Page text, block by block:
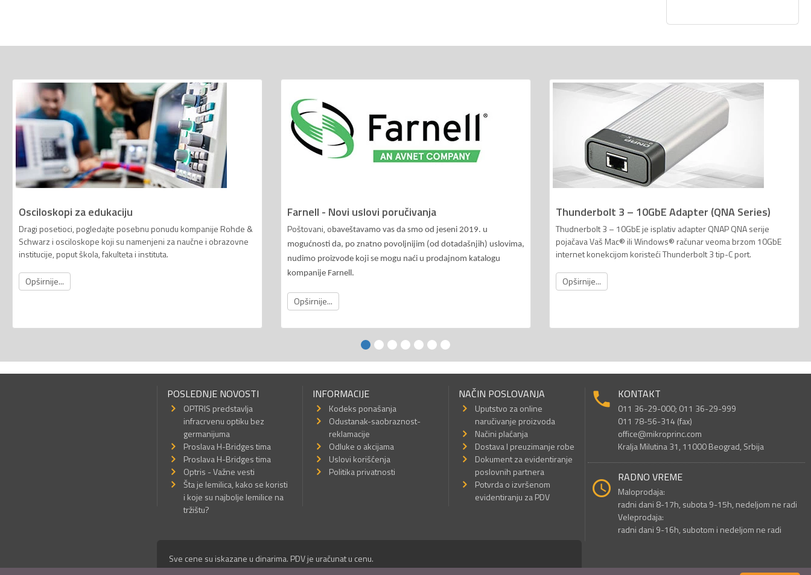
Osciloskopi za edukaciju
Dragi posetioci, pogledajte posebnu ponudu kompanije Rohde &
Schwarz i osciloskope koji su namenjeni za naučne i obrazovne
institucije, poput škola, fakulteta i instituta.
Opširnije...
Farnell - Novi uslovi poručivanja
Poštovani, o baveštavamo vas da smo od jeseni 2019. u
mogućnosti da, po znatno povoljnijim (od dotadašnjih) uslovima,
nudimo proizvode koji se mogu naći u prodajnom katalogu
kompanije Farnell.
Opširnije...
Thunderbolt 3 – 10GbE Adapter (QNA Series)
Thudnerbolt 3 – 10GbE je isplativ adapter QNAP QNA serije
pojačava Vaš Mac® ili Windows® računar veoma brzom 10GbE
internet konekcijom koristeći Thunderbolt 3 tip-C port.
Opširnije...
POSLEDNJE NOVOSTI
OPTRIS predstavlja
infracrvenu optiku bez
germanijuma
Proslava H-Bridges tima
Proslava H-Bridges tima
Optris - Važne vesti
Šta je lemilica, kako se koristi
i koje su najbolje lemilice na
tržištu?
INFORMACIJE
Kodeks ponašanja
Odustanak-saobraznost-
reklamacije
Odluke o akcijama
Uslovi korišćenja
Politika privatnosti
NAČIN POSLOVANJA
Uputstvo za online
naručivanje proizvoda
Načini plaćanja
Dostava I preuzimanje robe
Dokument za evidentiranje
poslovnih partnera
Potvrda o izvršenom
evidentiranju za PDV
KONTAKT
011 36-29-000; 011 36-29-999
011 78-56-314 (fax)
office@mikroprinc.com
Kralja Milutina 31, 11000 Beograd, Srbija
RADNO VREME
Maloprodaja:
radni dani 8-17h, subota 9-15h, nedeljom ne radi
Veleprodaja:
radni dani 9-16h, subotom i nedeljom ne radi
Sve cene su iskazane u dinarima. PDV je uračunat u cenu.
© Mikro Princ 1999 - 2026. Sva prava su zadržana.